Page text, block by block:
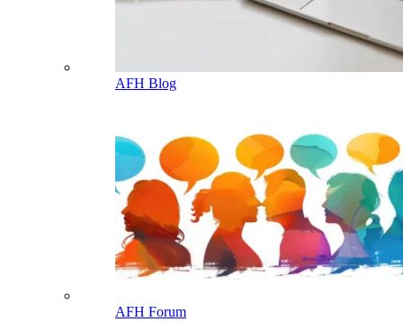
AFH Blog
AFH Forum